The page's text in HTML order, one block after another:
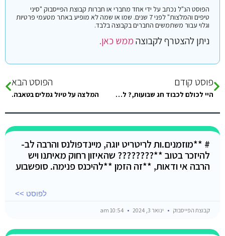
הפוסט הנ"ל נכתב על ידי אחד מחברי או חברות קבוצת הפייסבוק "סיני
טיפים והמלצות" לפני 7 שנים. שמו או שמה לא מופיע באתר מטעמי פרטיות
וגלוי עבור משתמשים החברים בקבוצה בלבד.
ניתן להצטרף לקבוצהממש כאן.
פוסט קודם
היי לכולם לכבוד חג שבועות,? לאחר מאמצים מרובים, מתארגן אוטובוס אקספרס ישירות מתל אביב, עזריאלי, ביציאה מתחנת הרכבת בחמישי ישירות…
הפוסט הבא
המלצה על טיול גמלים בטאבה.
# **מוזמנים.ות לריטריט יוגה, מיינדפולנס והרבה לב-
להיזכר בטוב **???????? שהאיזון רחוק מאיתנו ויש
הרבה אי ודאות, **זה הזמן **להיכנס פנימה. סופשבוע
לפוסט >>
קבוצת הפייסבוק ינואר 3, 2024